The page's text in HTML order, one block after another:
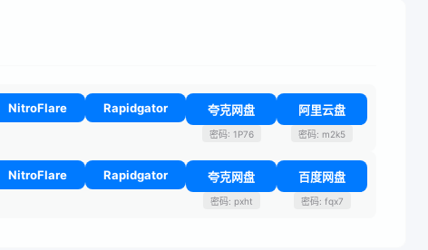
NitroFlare Rapidgator 夸克网盘
密码: 1P76
阿里云盘
密码: m2k5
NitroFlare Rapidgator 夸克网盘
密码: pxht
百度网盘
密码: fqx7